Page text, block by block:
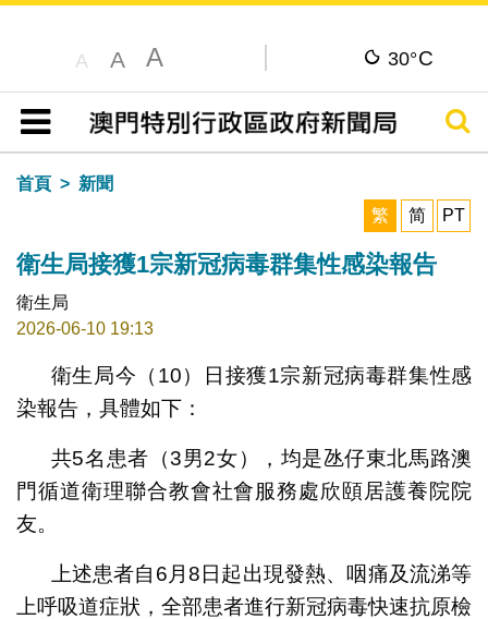
A A A 30°C
目錄
搜尋
首頁
新聞
繁
简 PT
衛生局接獲1宗新冠病毒群集性感染報告
衛生局
2026-06-10 19:13
衛生局今（10）日接獲1宗新冠病毒群集性感
染報告，具體如下：
共5名患者（3男2女），均是氹仔東北馬路澳
門循道衛理聯合教會社會服務處欣頤居護養院院
友。
上述患者自6月8日起出現發熱、咽痛及流涕等
上呼吸道症狀，全部患者進行新冠病毒快速抗原檢